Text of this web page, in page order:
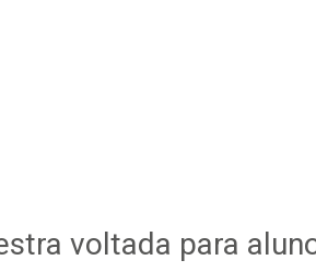
voltada para